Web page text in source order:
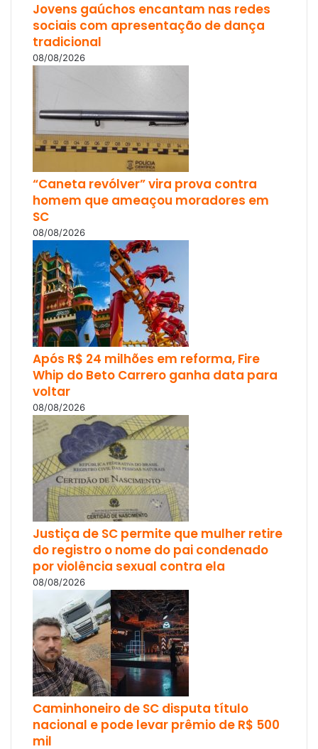
Jovens gaúchos encantam nas redes
sociais com apresentação de dança
tradicional
08/08/2026
“Caneta revólver” vira prova contra
homem que ameaçou moradores em
SC
08/08/2026
Após R$ 24 milhões em reforma, Fire
Whip do Beto Carrero ganha data para
voltar
08/08/2026
Justiça de SC permite que mulher retire
do registro o nome do pai condenado
por violência sexual contra ela
08/08/2026
Caminhoneiro de SC disputa título
nacional e pode levar prêmio de R$ 500
mil